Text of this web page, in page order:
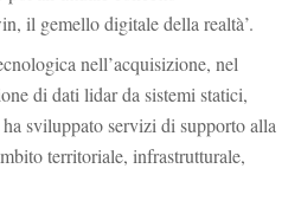
il gemello digitale della realtà’.
nell’acquisizione, nel
di dati lidar da sistemi statici,
sviluppato servizi di supporto alla
territoriale, infrastrutturale,